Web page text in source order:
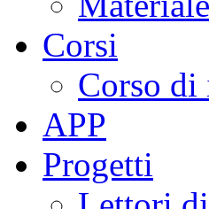
Corsi
Corso di
APP
Progetti